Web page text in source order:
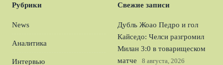
Рубрики
News
Аналитика
Интервью
Свежие записи
Дубль Жоао Педро и гол
Кайседо: Челси разгромил
Милан 3:0 в товарищеском
матче
8 августа, 2026